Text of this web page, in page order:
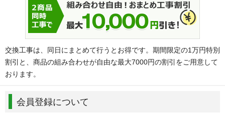
交換工事は、同日にまとめて行うとお得です。期間限定の1万円特別
割引と、商品の組み合わせが自由な最大7000円の割引をご用意して
おります。
会員登録について